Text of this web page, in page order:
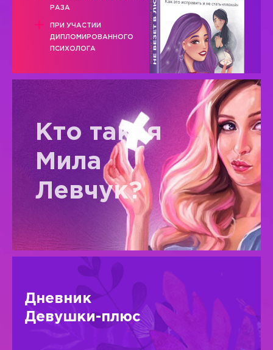
РАЗА
ПРИ УЧАСТИИ
ДИПЛОМИРОВАННОГО
ПСИХОЛОГА
Кто такая
Мила
Левчук?
Дневник
Девушки-плюс